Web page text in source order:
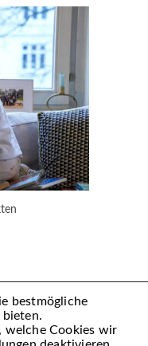
bestmögliche
bieten.
welche Cookies wir